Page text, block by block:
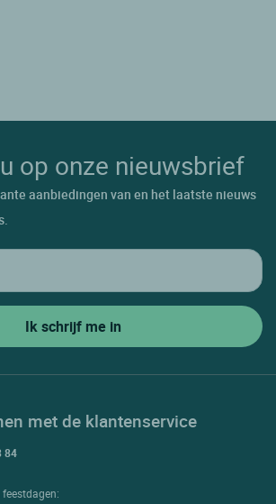
op onze nieuwsbrief
aanbiedingen van en het laatste nieuws
met de klantenservice
84